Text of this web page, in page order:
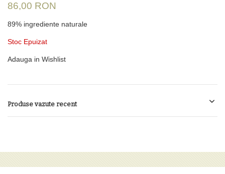
86,00 RON
89% ingrediente naturale
Stoc Epuizat
Adauga in Wishlist
Produse vazute recent